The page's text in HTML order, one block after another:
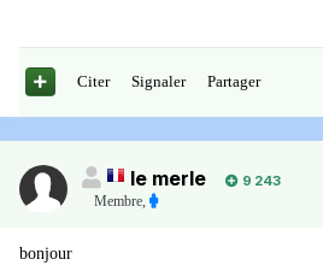
Citer Signaler Partager
le merle
9 243
Membre
bonjour